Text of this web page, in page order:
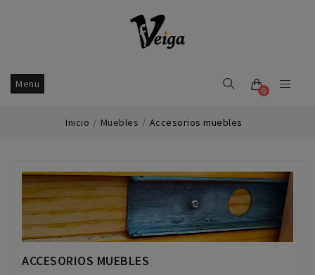
Menu
0
Inicio Muebles Accesorios muebles
ACCESORIOS MUEBLES